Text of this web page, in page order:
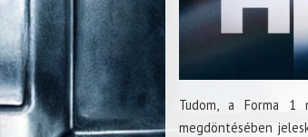
Tudom, a Forma 1
megdöntésében